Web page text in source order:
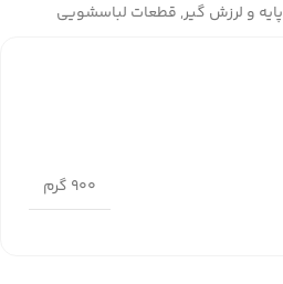
پایه و لرزش گیر, قطعات لباسشویی
900 گرم